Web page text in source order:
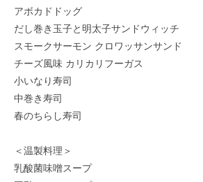
アボカドドッグ
だし巻き玉子と明太子サンドウィッチ
スモークサーモン クロワッサンサンド
チーズ風味 カリカリフーガス
小いなり寿司
中巻き寿司
春のちらし寿司
＜温製料理＞
乳酸菌味噌スープ